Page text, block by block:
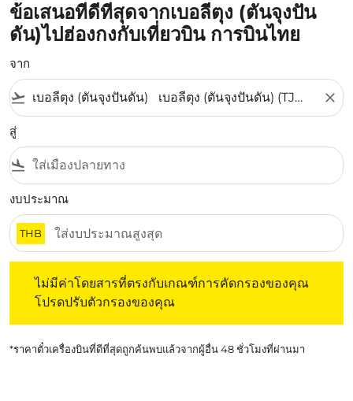
ข้อเสนอที่ดีที่สุดจากเบอลีตุง (ตันจุงปัน
ดัน)ไปฮ่องกงกับเที่ยวบิน การบินไทย
จาก
flight_takeoff close
สู่
flight_land
งบประมาณ
THB
ไม่มีค่าโดยสารที่ตรงกับเกณฑ์การคัดกรองของคุณ
โปรดปรับตัวกรองของคุณ
*ราคาตั๋วเครื่องบินที่ดีที่สุดถูกค้นพบแล้วจากผู้อื่น 48 ชั่วโมงที่ผ่านมา